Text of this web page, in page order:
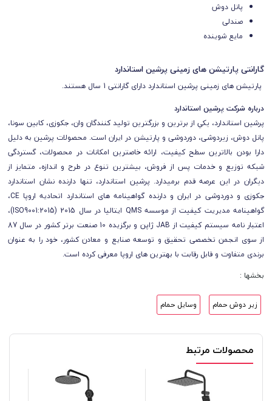
پانل دوش
صندلی
مایع شوینده
گارانتی پارتیشن های زمینی پرشین استاندارد
پارتیشن های زمینی پرشین استاندارد دارای گارانتی 1 سال هستند.
درباره شرکت پرشین استاندارد
پرشين استاندارد، يكي از برترين و بزرگترين توليد كنندگان وان، جكوزی، كابين سونا،
پانل دوش، زيردوشی، دوردوشی و پارتيشن در ایران است. محصولات پرشین به دليل
دارا بودن بالاترين سطح كيفيت، ارائه خاصترين امكانات در محصولات، گستردگی
شبكه توزيع و خدمات پس از فروش، بيشترين تنوع در طرح و اندازه، متمايز از
ديگران در اين عرصه قدم برمي­دارد. پرشین استاندارد، تنها دارنده نشان استاندارد
جکوزی و دوردوشی در ایران و دارنده گواهینامه های استاندارد اتحادیه اروپا CE،
گواهینامه مدیریت کیفیت از موسسه QMS ایتالیا در سال 2015 (ISO9001:2015)،
اعتبار نامه سیستم کیفیت از JAB ژاپن و برگزیده 10 صنعت برتر کشور در سال 87
از سوی انجمن تخصصی تحقیق و توسعه صنایع و معادن کشور، خود را به عنوان
برندی متفاوت و قابل رقابت با بهترین های اروپا معرفی کرده است.
بخشها :
زیر دوش حمام وسایل حمام
محصولات مرتبط